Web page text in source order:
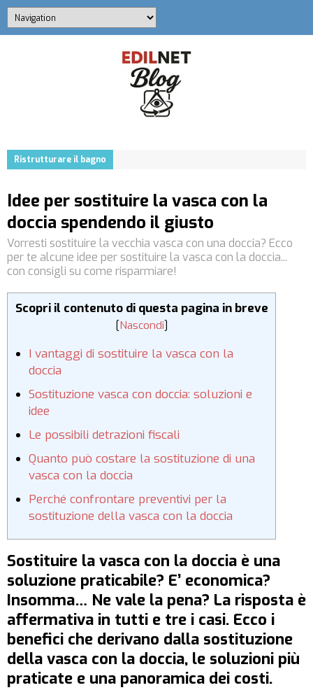
Ristrutturare il bagno
Idee per sostituire la vasca con la
doccia spendendo il giusto
Vorresti sostituire la vecchia vasca con una doccia? Ecco
per te alcune idee per sostituire la vasca con la doccia...
con consigli su come risparmiare!
Scopri il contenuto di questa pagina in breve
[Nascondi]
I vantaggi di sostituire la vasca con la
doccia
Sostituzione vasca con doccia: soluzioni e
idee
Le possibili detrazioni fiscali
Quanto può costare la sostituzione di una
vasca con la doccia
Perché confrontare preventivi per la
sostituzione della vasca con la doccia
Sostituire la vasca con la doccia è una
soluzione praticabile? E’ economica?
Insomma… Ne vale la pena? La risposta è
affermativa in tutti e tre i casi. Ecco i
benefici che derivano dalla sostituzione
della vasca con la doccia, le soluzioni più
praticate e una panoramica dei costi.